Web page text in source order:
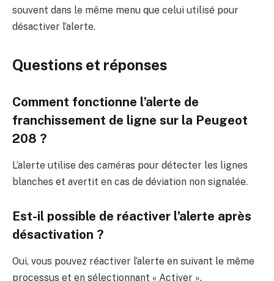
souvent dans le même menu que celui utilisé pour
désactiver l’alerte.
Questions et réponses
Comment fonctionne l’alerte de
franchissement de ligne sur la Peugeot
208 ?
L’alerte utilise des caméras pour détecter les lignes
blanches et avertit en cas de déviation non signalée.
Est-il possible de réactiver l’alerte après
désactivation ?
Oui, vous pouvez réactiver l’alerte en suivant le même
processus et en sélectionnant « Activer ».